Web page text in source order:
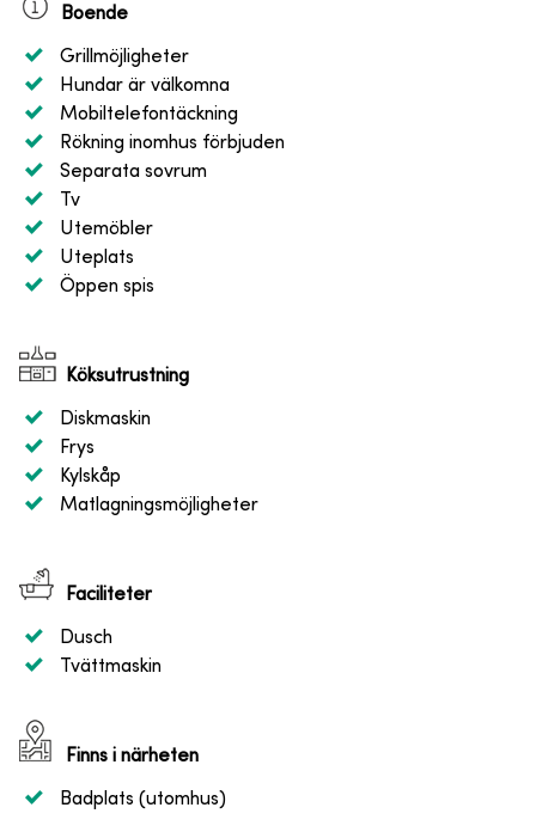
Boende
Grillmöjligheter
Hundar är välkomna
Mobiltelefontäckning
Rökning inomhus förbjuden
Separata sovrum
Tv
Utemöbler
Uteplats
Öppen spis
Köksutrustning
Diskmaskin
Frys
Kylskåp
Matlagningsmöjligheter
Faciliteter
Dusch
Tvättmaskin
Finns i närheten
Badplats (utomhus)